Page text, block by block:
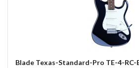
Blade Texas-Standard-Pro TE-4-RC-